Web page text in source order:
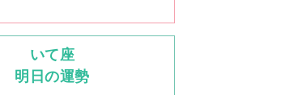
いて座
明日の運勢